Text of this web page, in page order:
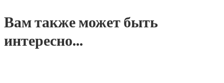
Вам также может быть
интересно...